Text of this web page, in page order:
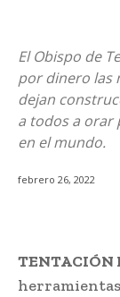
El Obispo de
por dinero las
dejan
a todos a orar
en el mundo.
febrero 26, 2022
TENTACIÓN